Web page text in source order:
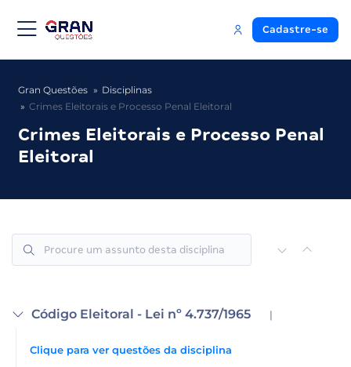
Cadastre-se
Gran Questões
Disciplinas
Crimes Eleitorais e Processo Penal Eleitoral
Crimes Eleitorais e Processo Penal
Eleitoral
Código Eleitoral - Lei nº 4.737/1965 |
Clique para ver questões da disciplina